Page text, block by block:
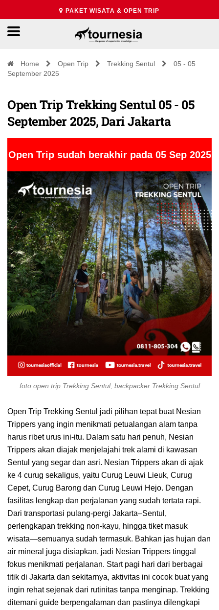
PAKET WISATA & OPEN TRIP
Home Open Trip Trekking Sentul
05 - 05
September 2025
Open Trip Trekking Sentul 05 - 05
September 2025, Dari Jakarta
Open Trip sudah berakhir pada 05 Sep 2025
foto open trip Trekking Sentul, backpacker Trekking Sentul
Open Trip Trekking Sentul jadi pilihan tepat buat Nesian
Trippers yang ingin menikmati petualangan alam tanpa
harus ribet urus ini-itu. Dalam satu hari penuh, Nesian
Trippers akan diajak menjelajahi trek alami di kawasan
Sentul yang segar dan asri. Nesian Trippers akan di ajak
ke 4 curug sekaligus, yaitu Curug Leuwi Lieuk, Curug
Cepet, Curug Barong dan Curug Leuwi Hejo. Dengan
fasilitas lengkap dan perjalanan yang sudah tertata rapi.
Dari transportasi pulang-pergi Jakarta–Sentul,
perlengkapan trekking non-kayu, hingga tiket masuk
wisata—semuanya sudah termasuk. Bahkan jas hujan dan
air mineral juga disiapkan, jadi Nesian Trippers tinggal
fokus menikmati perjalanan. Start pagi hari dari berbagai
titik di Jakarta dan sekitarnya, aktivitas ini cocok buat yang
ingin rehat sejenak dari rutinitas tanpa menginap. Trekking
ditemani guide berpengalaman dan pastinya dilengkapi